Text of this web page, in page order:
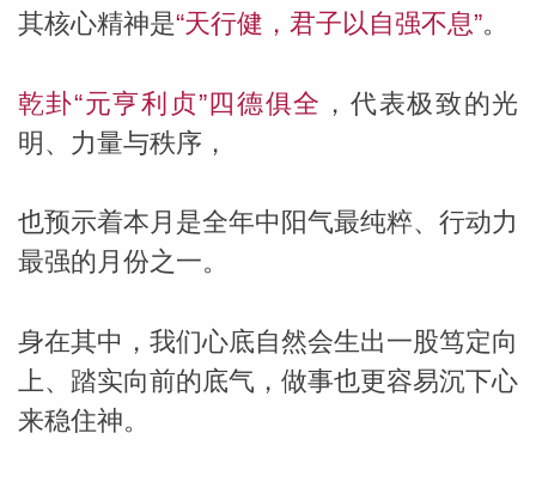
其核心精神是“天行健，君子以自强不息”。
乾卦“元亨利贞”四德俱全 ，代表极致的光
明、力量与秩序，
也预示着本月是全年中阳气最纯粹、行动力
最强的月份之一。
身在其中，我们心底自然会生出一股笃定向
上、踏实向前的底气，做事也更容易沉下心
来稳住神。